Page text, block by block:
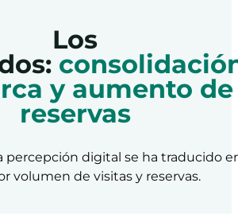
Los
y aumento de
reservas
percepción digital se ha traducido
volumen de visitas y reservas.